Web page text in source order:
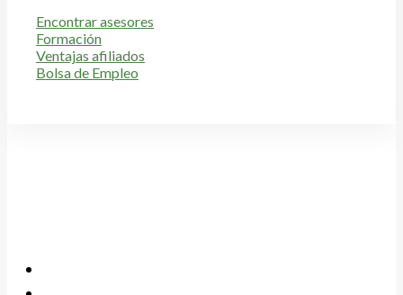
Encontrar asesores
Formación
Ventajas afiliados
Bolsa de Empleo